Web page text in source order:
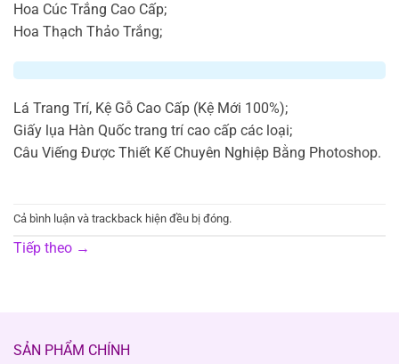
Hoa Cúc Trắng Cao Cấp;
Hoa Thạch Thảo Trắng;
Lá Trang Trí, Kệ Gỗ Cao Cấp (Kệ Mới 100%);
Giấy lụa Hàn Quốc trang trí cao cấp các loại;
Câu Viếng Được Thiết Kế Chuyên Nghiệp Bằng Photoshop.
Cả bình luận và trackback hiện đều bị đóng.
Tiếp theo →
SẢN PHẨM CHÍNH